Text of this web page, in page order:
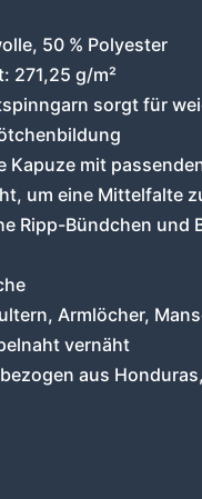
50 % Polyester
271,25 g/m²
sorgt für
Kapuze mit
um eine Mittelfalte
Ripp-Bündchen und
Armlöcher,
vernäht
aus